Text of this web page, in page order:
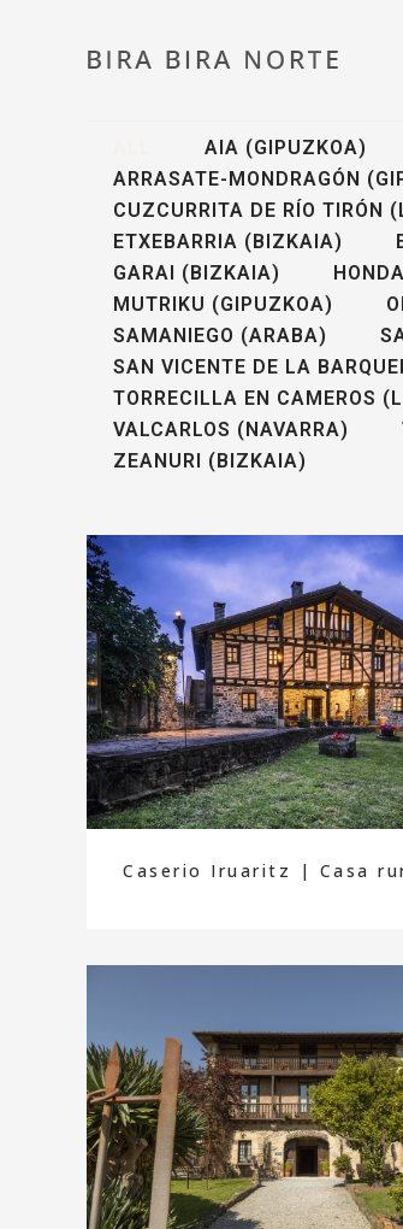
AIA (GIPUZKOA)
ARRASATE-MONDRAGÓN
CUZCURRITA DE RÍO TIRÓN
ETXEBARRIA (BIZKAIA)
GARAI (BIZKAIA)
MUTRIKU (GIPUZKOA)
SAMANIEGO (ARABA)
SAN VICENTE DE LA
TORRECILLA EN CAMEROS
VALCARLOS (NAVARRA)
ZEANURI (BIZKAIA)
Caserio Iruaritz | Casa